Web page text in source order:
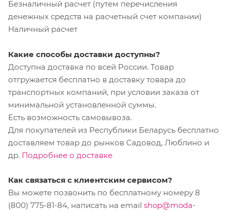
Безналичный расчет (путем перечисления
денежных средств на расчетный счет компании)
Наличный расчет
Какие способы доставки доступны?
Доступна доставка по всей России. Товар
отгружается бесплатно в доставку товара до
транспортных компаний, при условии заказа от
минимальной установленной суммы.
Есть возможность самовывоза.
Для покупателей из Республики Беларусь бесплатно
доставляем товар до рынков Садовод, Люблино и
др. Подробнее о доставке
Как связаться с клиентским сервисом?
Вы можете позвонить по бесплатному номеру 8
(800) 775-81-84, написать на email shop@moda-